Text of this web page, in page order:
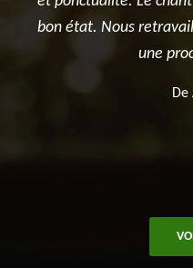
avec plaisir avec